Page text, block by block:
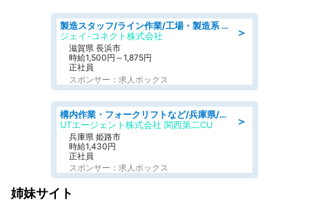
＞
製造スタッフ/ライン作業/工場・製造系 エンジン部品の機械加工/未経験可/昼食代無料
ジェイ-コネクト株式会社
滋賀県 長浜市
時給1,500円～1,875円
正社員
スポンサー：求人ボックス
＞
構内作業・フォークリフトなど/兵庫県/残業少なめ 日勤 土日祝休み 資格を生かせる 紙製品のフォークリフト運搬 幅広い世代が活躍中
UTエージェント株式会社 関西第二CU
兵庫県 姫路市
時給1,430円
正社員
スポンサー：求人ボックス
姉妹サイト